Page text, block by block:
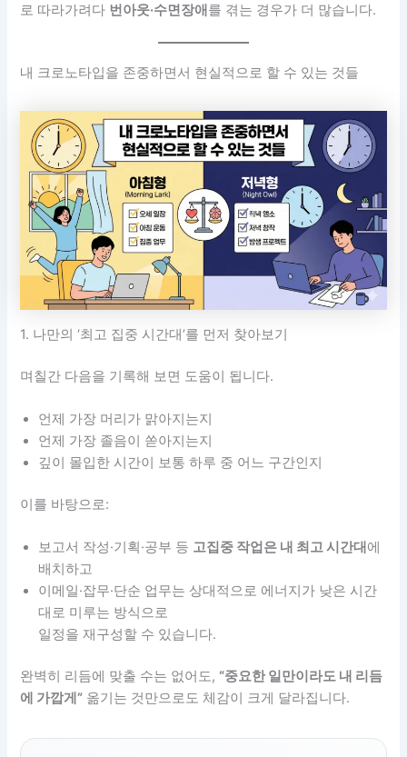
로 따라가려다 번아웃·수면장애 를 겪는 경우가 더 많습니다.
내 크로노타입을 존중하면서 현실적으로 할 수 있는 것들
1. 나만의 ‘최고 집중 시간대’를 먼저 찾아보기
며칠간 다음을 기록해 보면 도움이 됩니다.
언제 가장 머리가 맑아지는지
언제 가장 졸음이 쏟아지는지
깊이 몰입한 시간이 보통 하루 중 어느 구간인지
이를 바탕으로:
보고서 작성·기획·공부 등 고집중 작업은 내 최고 시간대 에
배치하고
이메일·잡무·단순 업무는 상대적으로 에너지가 낮은 시간
대로 미루는 방식으로
일정을 재구성할 수 있습니다.
완벽히 리듬에 맞출 수는 없어도, “중요한 일만이라도 내 리듬
에 가깝게” 옮기는 것만으로도 체감이 크게 달라집니다.